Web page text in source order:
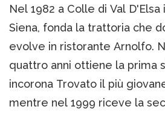
Nel 1982 a Colle di Val D'Elsa
Siena, fonda la trattoria che
evolve in ristorante Arnolfo.
quattro anni ottiene la prima
incorona Trovato il più
mentre nel 1999 riceve la